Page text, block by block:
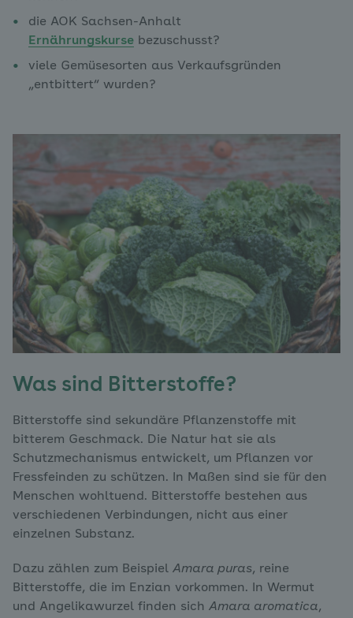
die AOK Sachsen-Anhalt
Ernährungskurse bezuschusst?
viele Gemüsesorten aus Verkaufsgründen
„entbittert“ wurden?
Was sind Bitterstoffe?
Bitterstoffe sind sekundäre Pflanzenstoffe mit
bitterem Geschmack. Die Natur hat sie als
Schutzmechanismus entwickelt, um Pflanzen vor
Fressfeinden zu schützen. In Maßen sind sie für den
Menschen wohltuend. Bitterstoffe bestehen aus
verschiedenen Verbindungen, nicht aus einer
einzelnen Substanz.
Dazu zählen zum Beispiel Amara puras, reine
Bitterstoffe, die im Enzian vorkommen. In Wermut
und Angelikawurzel finden sich Amara aromatica,